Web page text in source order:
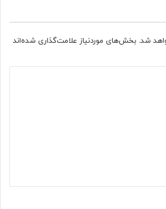
شد. بخش‌های موردنیاز علامت‌گذاری شده‌اند